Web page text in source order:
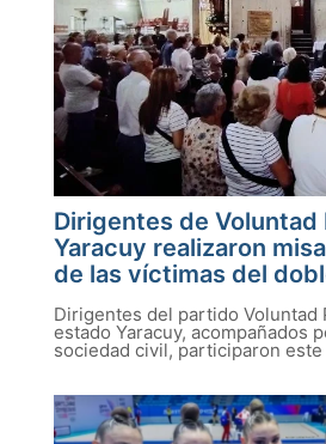
Dirigentes de Voluntad
Yaracuy realizaron
de las víctimas del
Dirigentes del partido Voluntad
estado Yaracuy, acompañados
sociedad civil, participaron